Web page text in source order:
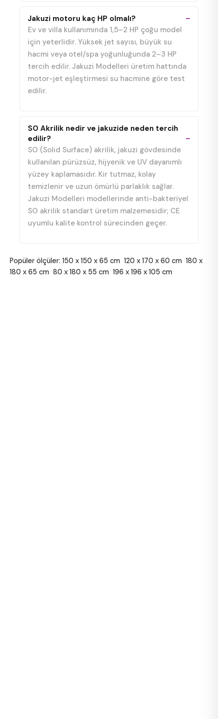
Jakuzi motoru kaç HP olmalı?
Ev ve villa kullanımında 1,5–2 HP çoğu model
için yeterlidir. Yüksek jet sayısı, büyük su
hacmi veya otel/spa yoğunluğunda 2–3 HP
tercih edilir. Jakuzi Modelleri üretim hattında
motor-jet eşleştirmesi su hacmine göre test
edilir.
SO Akrilik nedir ve jakuzide neden tercih
edilir?
SO (Solid Surface) akrilik, jakuzi gövdesinde
kullanılan pürüzsüz, hijyenik ve UV dayanımlı
yüzey kaplamasıdır. Kir tutmaz, kolay
temizlenir ve uzun ömürlü parlaklık sağlar.
Jakuzi Modelleri modellerinde anti-bakteriyel
SO akrilik standart üretim malzemesidir; CE
uyumlu kalite kontrol sürecinden geçer.
Popüler ölçüler: 150 x 150 x 65 cm 120 x 170 x 60 cm 180 x
180 x 65 cm 80 x 180 x 55 cm 196 x 196 x 105 cm